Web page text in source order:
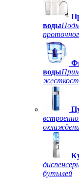
воды
воды
бутылей